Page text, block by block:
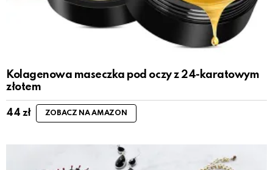
Kolagenowa maseczka pod oczy z 24-karatowym
złotem
44 zł ZOBACZ NA AMAZON